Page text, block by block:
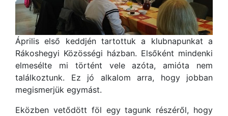
Április első keddjén tartottuk a klubnapunkat a
Rákoshegyi Közösségi házban. Elsőként mindenki
elmesélte mi történt vele azóta, amióta nem
találkoztunk. Ez jó alkalom arra, hogy jobban
megismerjük egymást.
Eközben vetődött föl egy tagunk részéről, hogy